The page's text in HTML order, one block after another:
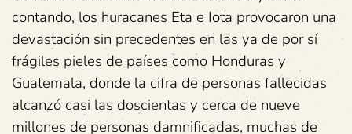
contando, los huracanes Eta e Iota provocaron una
devastación sin precedentes en las ya de por sí
frágiles pieles de países como Honduras y
Guatemala, donde la cifra de personas fallecidas
alcanzó casi las doscientas y cerca de nueve
millones de personas damnificadas, muchas de